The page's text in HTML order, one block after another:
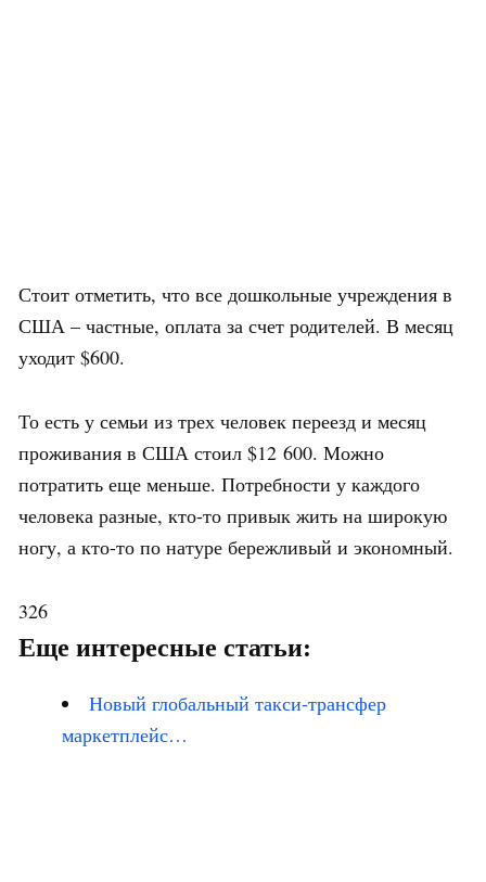
Стоит отметить, что все дошкольные учреждения в
США – частные, оплата за счет родителей. В месяц
уходит $600.
То есть у семьи из трех человек переезд и месяц
проживания в США стоил $12 600. Можно
потратить еще меньше. Потребности у каждого
человека разные, кто-то привык жить на широкую
ногу, а кто-то по натуре бережливый и экономный.
326
Еще интересные статьи:
Новый глобальный такси-трансфер
маркетплейс…